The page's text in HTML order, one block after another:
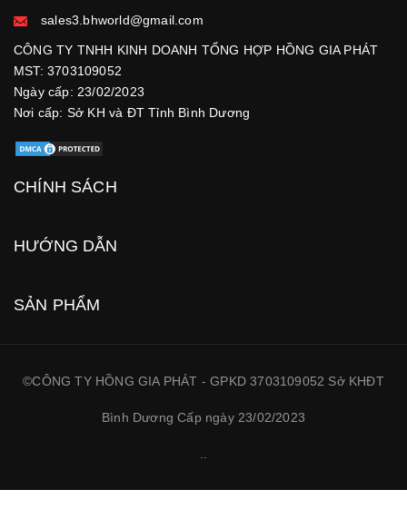
sales3.bhworld@gmail.com
CÔNG TY TNHH KINH DOANH TỔNG HỢP HỒNG GIA PHÁT
MST: 3703109052
Ngày cấp: 23/02/2023
Nơi cấp: Sở KH và ĐT Tỉnh Bình Dương
CHÍNH SÁCH
HƯỚNG DẪN
SẢN PHẨM
©CÔNG TY HỒNG GIA PHÁT - GPKD 3703109052 Sở KHĐT
Bình Dương Cấp ngày 23/02/2023
..